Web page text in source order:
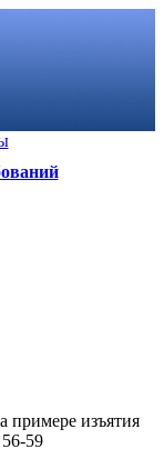
примере изъятия
59